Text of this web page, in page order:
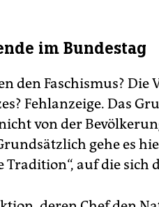
im Bundestag
den Faschismus? Die
Fehlanzeige. Das
von der
gehe es
Tradition“, auf die sich